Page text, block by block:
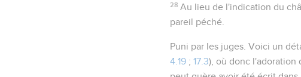
28 Au lieu de l'indication du
pareil péché.
Puni par les juges . Voici un
4.19 ; 17.3), où donc l'adoration